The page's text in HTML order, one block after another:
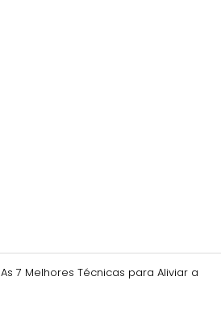
As 7 Melhores Técnicas para Aliviar a